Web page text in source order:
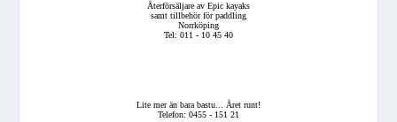
Återförsäljare av Epic kayaks
samt tillbehör för paddling
Norrköping
Tel: 011 - 10 45 40
Lite mer än bara bastu... Året runt!
Telefon: 0455 - 151 21